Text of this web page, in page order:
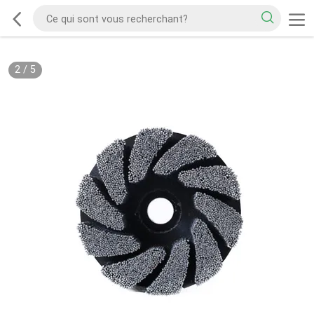
2/ 5